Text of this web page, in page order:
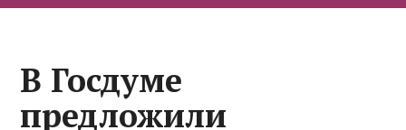
В Госдуме
предложили